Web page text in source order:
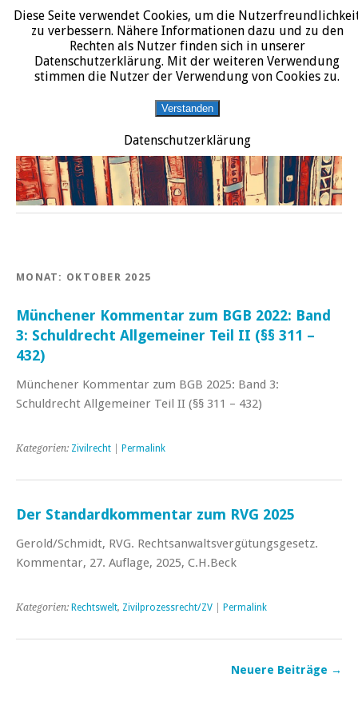
START DATENSCHUTZERKLÄRUNG IMPRESSUM ÜBER JURALIT
JURALIT
Rezensionen juristischer Literatur
MONAT: OKTOBER 2025
Münchener Kommentar zum BGB 2022: Band
3: Schuldrecht Allgemeiner Teil II (§§ 311 –
432)
Münchener Kommentar zum BGB 2025: Band 3:
Schuldrecht Allgemeiner Teil II (§§ 311 – 432)
Kategorien: Zivilrecht Permalink
Der Standardkommentar zum RVG 2025
Gerold/Schmidt, RVG. Rechtsanwaltsvergütungsgesetz.
Kommentar, 27. Auflage, 2025, C.H.Beck
Kategorien: Rechtswelt, Zivilprozessrecht/ZV Permalink
Neuere Beiträge →
Diese Seite verwendet Cookies, um die
zu verbessern. Nähere Informationen dazu und zu den
Rechten als Nutzer finden sich in unserer
Datenschutzerklärung. Mit der weiteren Verwendung
stimmen die Nutzer der Verwendung von Cookies zu.
Verstanden
Datenschutzerklärung